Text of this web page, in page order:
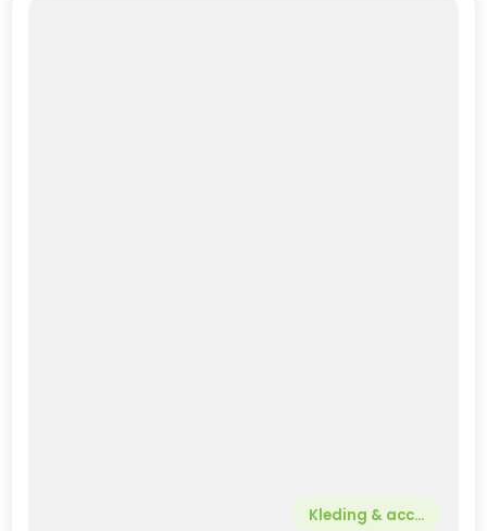
Kleding & acc...